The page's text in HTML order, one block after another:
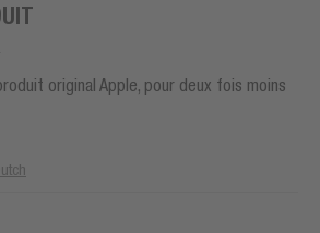
original Apple, pour deux fois moins